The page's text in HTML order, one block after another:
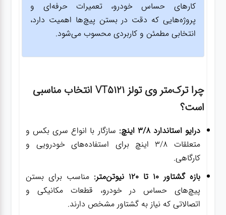
کارهای حساس خودرو، تعمیرات حرفه‌ای و
پروژه‌هایی که دقت در بستن پیچ‌ها اهمیت دارد،
انتخابی مطمئن و کاربردی محسوب می‌شود.
چرا ترک‌متر وی تولز VT5121 انتخاب مناسبی
است؟
درایو استاندارد 3/8 اینچ:
سازگار با انواع سری بکس و
متعلقات 3/8 اینچ برای استفاده‌های خودرویی و
کارگاهی.
بازه گشتاور 10 تا 120 نیوتن‌متر:
مناسب برای بستن
پیچ‌های حساس در خودرو، قطعات مکانیکی و
اتصالاتی که نیاز به گشتاور مشخص دارند.